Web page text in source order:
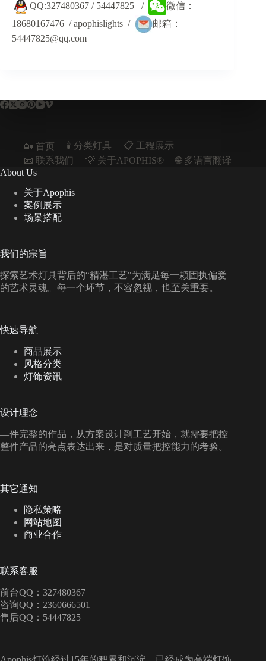
QQ:327480367 / 54447825 /
微信：
18680167476 / apophislights /
邮箱：
54447825@qq.com
🏡 首页 🕯️ 分类灯具
📋︎ 工程展示
📧 联系我们
💡 关于APOPHIS®
🌐 多语言翻译
About Us
关于Apophis
案例展示
场景搭配
我们的宗旨
探索艺术灯具背后的“精湛工艺"为满足每一颗固执偏爱
的艺术灵魂。每一个环节，不容忽视，也至关重要。
快速导航
商品展示
风格分类
灯饰资讯
设计理念
—件完整的作品，从方案设计到工艺开始，就需要把控
整件产品的亮点表达出来，是对质量把控能力的考验。
其它通知
隐私策略
网站地图
商业合作
联系客服
前台QQ：327480367
咨询QQ：2360666501
售后QQ：54447825